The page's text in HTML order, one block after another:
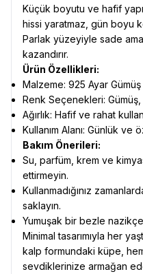
Küçük boyutu ve hafif
hissi yaratmaz, gün boyu
Parlak yüzeyiyle sade
kazandırır.
Ürün Özellikleri:
Malzeme: 925 Ayar Gümüş
Renk Seçenekleri:
Ağırlık: Hafif ve rahat
Kullanım Alanı: Günlük
Bakım Önerileri:
Su, parfüm, krem ve
ettirmeyin.
Kullanmadığınız
saklayın.
Yumuşak bir bezle
Minimal tasarımıyla her
kalp formundaki küpe,
sevdiklerinize armağan